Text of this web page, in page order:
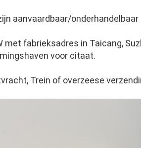
aanvaardbaar/
met fabrieksadres in Taicang,
voor citaat.
Trein of overzeese